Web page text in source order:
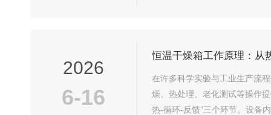
2026
6-16
恒温干燥箱工作原理：从
在许多科学实验与工业生产流
燥、热处理、老化测试等操作
热-循环-反馈”三个环节。设备